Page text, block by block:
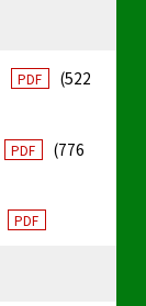
PDF
(522
PDF
(776
PDF